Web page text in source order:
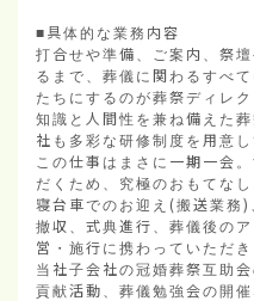
■具体的な業務内容
打合せや準備、ご案内、祭
るまで、葬儀に関わるすべ
たちにするのが葬祭ディレク
知識と人間性を兼ね備えた
社も多彩な研修制度を用意し
この仕事はまさに一期一会
だくため、究極のおもてなし
寝台車でのお迎え(搬送業務
撤収、式典進行、葬儀後の
営・施行に携わっていただ
当社子会社の冠婚葬祭互助
貢献活動、葬儀勉強会の開催